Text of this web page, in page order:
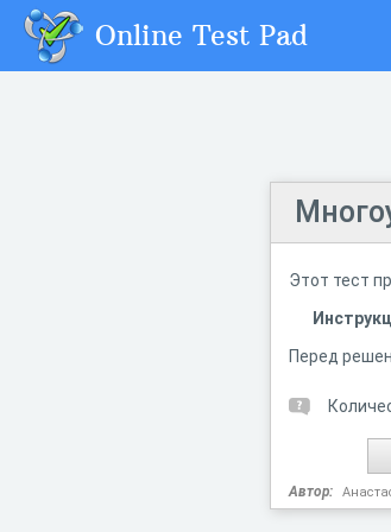
Online Test Pad
Этот тест
Перед
Автор: